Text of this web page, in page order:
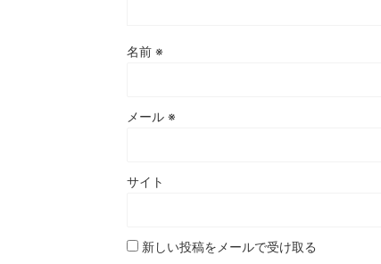
名前 ※
メール ※
サイト
新しい投稿をメールで受け取る